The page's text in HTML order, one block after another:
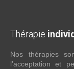
Thérapie
Nos thérapies
l’acceptation et